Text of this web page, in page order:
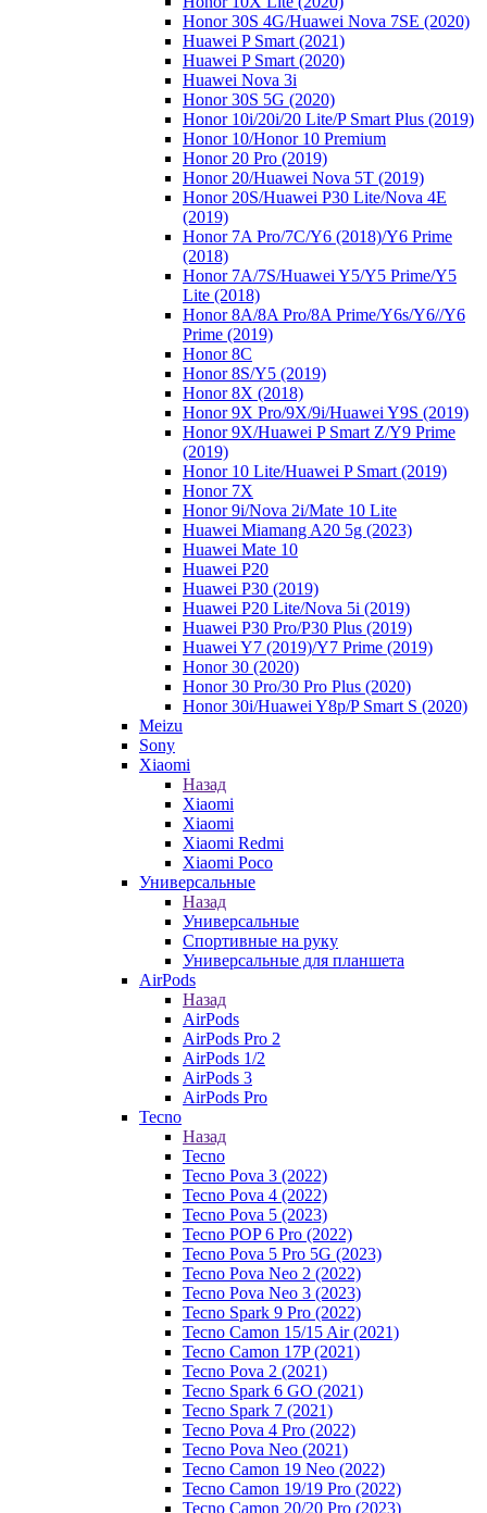
Honor 30S 4G/Huawei Nova 7SE (2020)
Huawei P Smart (2021)
Huawei P Smart (2020)
Huawei Nova 3i
Honor 30S 5G (2020)
Honor 10i/20i/20 Lite/P Smart Plus (2019)
Honor 10/Honor 10 Premium
Honor 20 Pro (2019)
Honor 20/Huawei Nova 5T (2019)
Honor 20S/Huawei P30 Lite/Nova 4E
(2019)
Honor 7A Pro/7C/Y6 (2018)/Y6 Prime
(2018)
Honor 7A/7S/Huawei Y5/Y5 Prime/Y5
Lite (2018)
Honor 8A/8A Pro/8A Prime/Y6s/Y6//Y6
Prime (2019)
Honor 8C
Honor 8S/Y5 (2019)
Honor 8X (2018)
Honor 9X Pro/9X/9i/Huawei Y9S (2019)
Honor 9X/Huawei P Smart Z/Y9 Prime
(2019)
Honor 10 Lite/Huawei P Smart (2019)
Honor 7X
Honor 9i/Nova 2i/Mate 10 Lite
Huawei Miamang A20 5g (2023)
Huawei Mate 10
Huawei P20
Huawei P30 (2019)
Huawei P20 Lite/Nova 5i (2019)
Huawei P30 Pro/P30 Plus (2019)
Huawei Y7 (2019)/Y7 Prime (2019)
Honor 30 (2020)
Honor 30 Pro/30 Pro Plus (2020)
Honor 30i/Huawei Y8p/P Smart S (2020)
Meizu
Sony
Xiaomi
Назад
Xiaomi
Xiaomi
Xiaomi Redmi
Xiaomi Poco
Универсальные
Назад
Универсальные
Спортивные на руку
Универсальные для планшета
AirPods
Назад
AirPods
AirPods Pro 2
AirPods 1/2
AirPods 3
AirPods Pro
Tecno
Назад
Tecno
Tecno Pova 3 (2022)
Tecno Pova 4 (2022)
Tecno Pova 5 (2023)
Tecno POP 6 Pro (2022)
Tecno Pova 5 Pro 5G (2023)
Tecno Pova Neo 2 (2022)
Tecno Pova Neo 3 (2023)
Tecno Spark 9 Pro (2022)
Tecno Camon 15/15 Air (2021)
Tecno Camon 17P (2021)
Tecno Pova 2 (2021)
Tecno Spark 6 GO (2021)
Tecno Spark 7 (2021)
Tecno Pova 4 Pro (2022)
Tecno Pova Neo (2021)
Tecno Camon 19 Neo (2022)
Tecno Camon 19/19 Pro (2022)
Tecno Camon 20/20 Pro (2023)